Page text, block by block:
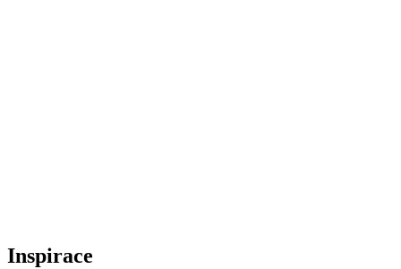
Inspirace